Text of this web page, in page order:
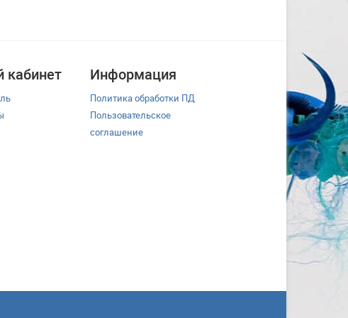
кабинет Информация
Политика обработки ПД
Пользовательское
соглашение